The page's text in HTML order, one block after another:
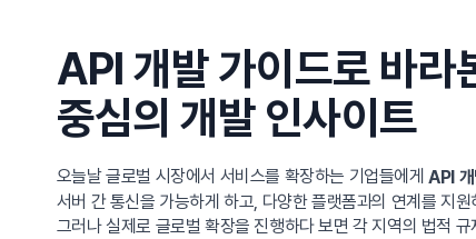
API 개발 가이드로 바라
중심의 개발 인사이트
오늘날 글로벌 시장에서 서비스를 확장하는 기업들에게API
서버 간 통신을 가능하게 하고, 다양한 플랫폼과의 연계를 지
그러나 실제로 글로벌 확장을 진행하다 보면 각 지역의 법적